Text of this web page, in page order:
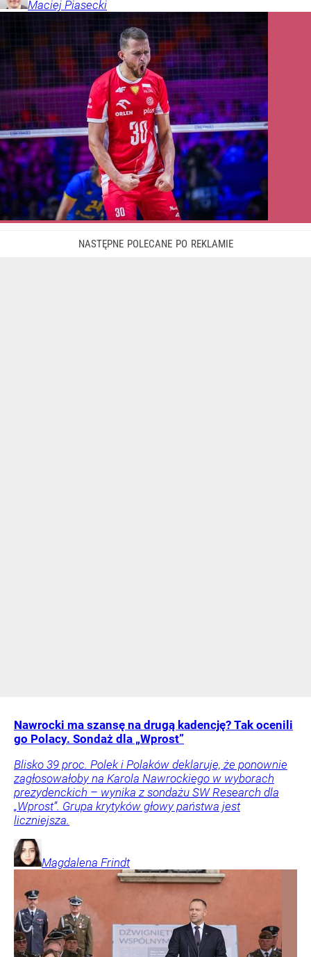
Maciej Piasecki
Nawrocki ma szansę na drugą kadencję? Tak ocenili
go Polacy. Sondaż dla „Wprost”
Blisko 39 proc. Polek i Polaków deklaruje, że ponownie
zagłosowałoby na Karola Nawrockiego w wyborach
prezydenckich – wynika z sondażu SW Research dla
„Wprost”. Grupa krytyków głowy państwa jest
liczniejsza.
Magdalena Frindt